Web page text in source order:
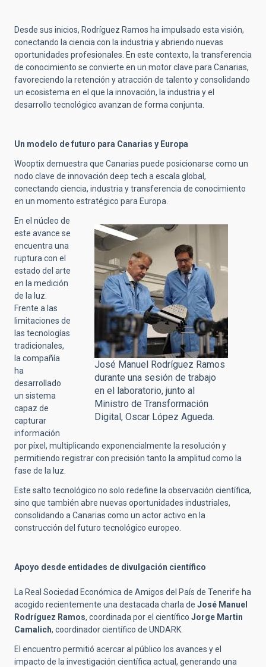
Desde sus inicios, Rodríguez Ramos ha impulsado esta visión,
conectando la ciencia con la industria y abriendo nuevas
oportunidades profesionales. En este contexto, la transferencia
de conocimiento se convierte en un motor clave para Canarias,
favoreciendo la retención y atracción de talento y consolidando
un ecosistema en el que la innovación, la industria y el
desarrollo tecnológico avanzan de forma conjunta.
Un modelo de futuro para Canarias y Europa
Wooptix demuestra que Canarias puede posicionarse como un
nodo clave de innovación deep tech a escala global,
conectando ciencia, industria y transferencia de conocimiento
en un momento estratégico para Europa.
José Manuel Rodríguez Ramos
durante una sesión de trabajo
en el laboratorio, junto al
Ministro de Transformación
Digital, Oscar López Agueda.
En el núcleo de
este avance se
encuentra una
ruptura con el
estado del arte
en la medición
de la luz.
Frente a las
limitaciones de
las tecnologías
tradicionales,
la compañía
ha
desarrollado
un sistema
capaz de
capturar
información
por píxel, multiplicando exponencialmente la resolución y
permitiendo registrar con precisión tanto la amplitud como la
fase de la luz.
Este salto tecnológico no solo redefine la observación científica,
sino que también abre nuevas oportunidades industriales,
consolidando a Canarias como un actor activo en la
construcción del futuro tecnológico europeo.
Apoyo desde entidades de divulgación científico
La Real Sociedad Económica de Amigos del País de Tenerife ha
acogido recientemente una destacada charla de José Manuel
Rodríguez Ramos, coordinada por el científico Jorge Martin
Camalich, coordinador científico de UNDARK.
El encuentro permitió acercar al público los avances y el
impacto de la investigación científica actual, generando una